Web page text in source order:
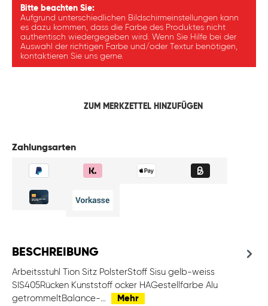
Bitte beachten Sie:
Aufgrund unterschiedlichen Bildschirmeinstellungen kann
es dazu kommen, dass die Farbe des Produktes nicht
authentisch wiedergegeben wird. Wenn Sie Hilfe bei der
Auswahl der richtigen Farbe und/oder Textur benötigen,
kontaktieren Sie uns gerne.
ZUM MERKZETTEL HINZUFÜGEN
Zahlungsarten
BESCHREIBUNG
Arbeitsstuhl Tion Sitz PolsterStoff Sisu gelb-weiss
SIS405Rücken Kunststoff ocker HAGestellfarbe Alu
getrommeltBalance-…
Mehr